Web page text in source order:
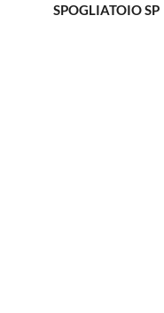
SPOGLIATOIO SP